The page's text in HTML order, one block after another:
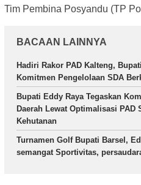
Tim Pembina Posyandu (TP
BACAAN LAINNYA
Hadiri Rakor PAD Kalteng,
Komitmen Pengelolaan SDA
Bupati Eddy Raya Tegaskan
Daerah Lewat Optimalisasi PAD
Kehutanan
Turnamen Golf Bupati Barsel,
semangat Sportivitas,